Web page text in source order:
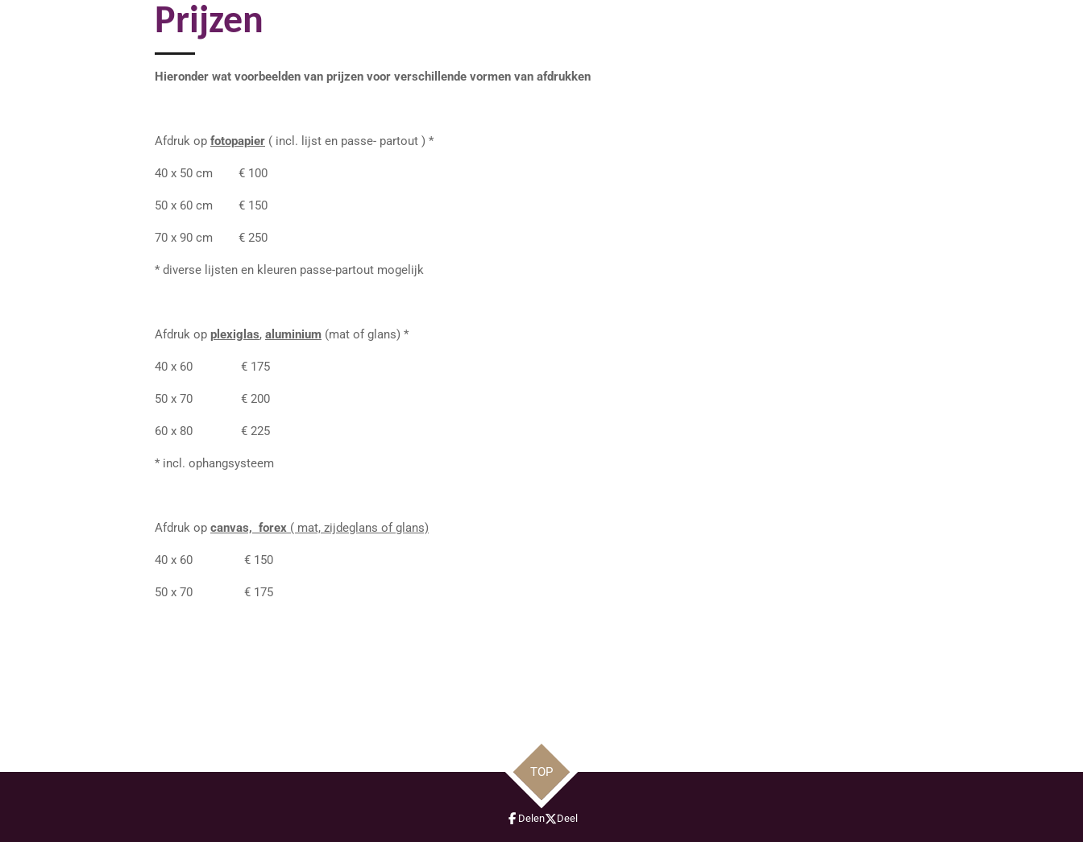
Prijzen
Hieronder wat voorbeelden van prijzen voor verschillende vormen van afdrukken
Afdruk op fotopapier ( incl. lijst en passe- partout ) *
40 x 50 cm € 100
50 x 60 cm € 150
70 x 90 cm € 250
* diverse lijsten en kleuren passe-partout mogelijk
Afdruk op plexiglas, aluminium (mat of glans) *
40 x 60 € 175
50 x 70 € 200
60 x 80 € 225
* incl. ophangsysteem
Afdruk op canvas, forex ( mat, zijdeglans of glans)
40 x 60 € 150
50 x 70 € 175
TOP
Delen Deel